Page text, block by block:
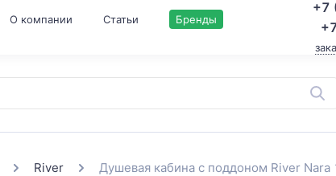
О компании Статьи
Бренды
+7
River Душевая кабина с поддоном River